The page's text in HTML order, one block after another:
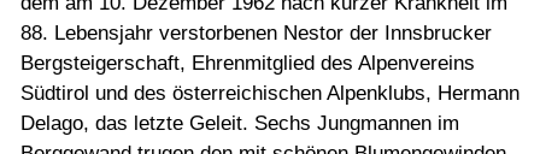
88. Lebensjahr verstorbenen Nestor der Innsbrucker
Bergsteigerschaft, Ehrenmitglied des Alpenvereins
Südtirol und des österreichischen Alpenklubs, Hermann
Delago, das letzte Geleit. Sechs Jungmannen im